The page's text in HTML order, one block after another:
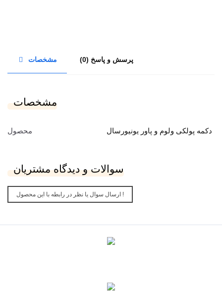
مشخصات پرسش و پاسخ (0)
مشخصات
محصول دکمه پولکی ولوم و پاور یونیورسال
سوالات و دیدگاه مشتریان
ارسال سوال یا نظر در رابطه با این محصول !